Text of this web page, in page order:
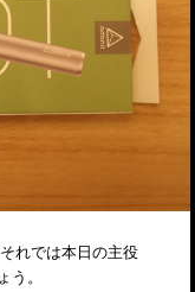
れでは本日の主役
。